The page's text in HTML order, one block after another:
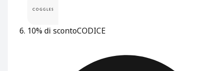
10% di scontoCODICE